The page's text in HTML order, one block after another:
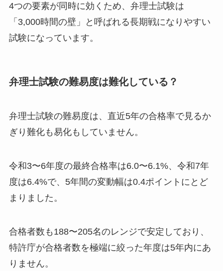
4つの要素が同時に効くため、弁理士試験は
「3,000時間の壁」と呼ばれる長期戦になりやすい
試験になっています。
弁理士試験の難易度は難化している？
弁理士試験の難易度は、直近5年の合格率で見るか
ぎり難化も易化もしていません。
令和3〜6年度の最終合格率は6.0〜6.1%、令和7年
度は6.4%で、5年間の変動幅は0.4ポイントにとど
まりました。
合格者数も188〜205名のレンジで安定しており、
特許庁が合格者数を極端に絞った年度は5年内にあ
りません。